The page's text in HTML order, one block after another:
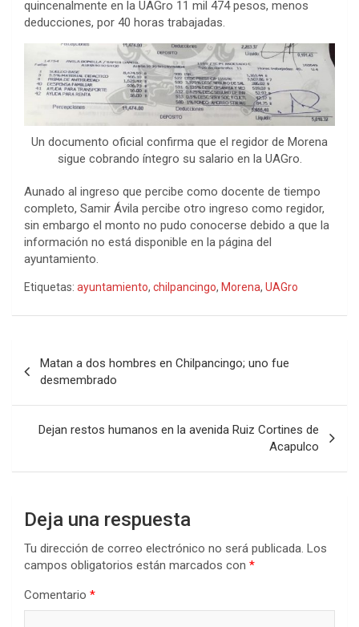
quincenalmente en la UAGro 11 mil 474 pesos, menos
deducciones, por 40 horas trabajadas.
Un documento oficial confirma que el regidor de Morena
sigue cobrando íntegro su salario en la UAGro.
Aunado al ingreso que percibe como docente de tiempo
completo, Samir Ávila percibe otro ingreso como regidor,
sin embargo el monto no pudo conocerse debido a que la
información no está disponible en la página del
ayuntamiento.
Etiquetas: ayuntamiento, chilpancingo, Morena, UAGro
de
entradas
Matan a dos hombres en Chilpancingo; uno fue
desmembrado
Dejan restos humanos en la avenida Ruiz Cortines de
Acapulco
Deja una respuesta
Tu dirección de correo electrónico no será publicada. Los
campos obligatorios están marcados con *
Comentario *